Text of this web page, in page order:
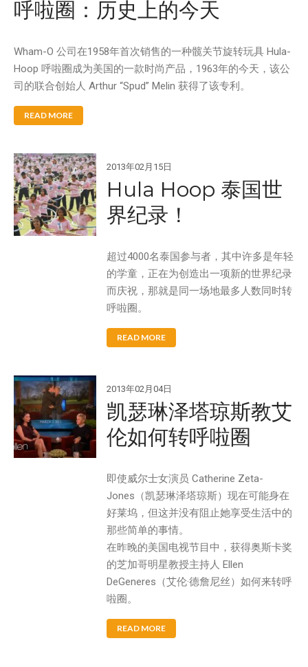
Aqua Force
Giggle 'N Splash
Hacky Sack
Hula Hoop
Pop Bang
Slip 'N Slide
Splash
Splash 'N Score
Superball
纽伦堡国际玩具展
Wham-O邀请您参观2019年香港
玩具展
Wham-O邀请您参观2019年德国
纽伦堡国际玩具展
Morey®，BZ®和Churchill®参
加SURF EXPO 2018
呼啦圈：历史上的今天
Wham-O 公司在1958年首次销售的一种髋关节旋转玩具 Hula-
Hoop 呼啦圈成为美国的一款时尚产品，1963年的今天，该公
司的联合创始人 Arthur “Spud” Melin 获得了该专利。
READ MORE
2013年02月15日
Hula Hoop 泰国世
界纪录！
超过4000名泰国参与者，其中许多是年轻
的学童，正在为创造出一项新的世界纪录
而庆祝，那就是同一场地最多人数同时转
呼啦圈。
READ MORE
2013年02月04日
凯瑟琳泽塔琼斯教艾
伦如何转呼啦圈
即使威尔士女演员 Catherine Zeta-
Jones（凯瑟琳泽塔琼斯）现在可能身在
好莱坞，但这并没有阻止她享受生活中的
那些简单的事情。
在昨晚的美国电视节目中，获得奥斯卡奖
的芝加哥明星教授主持人 Ellen
DeGeneres（艾伦·德詹尼丝）如何来转呼
啦圈。
READ MORE